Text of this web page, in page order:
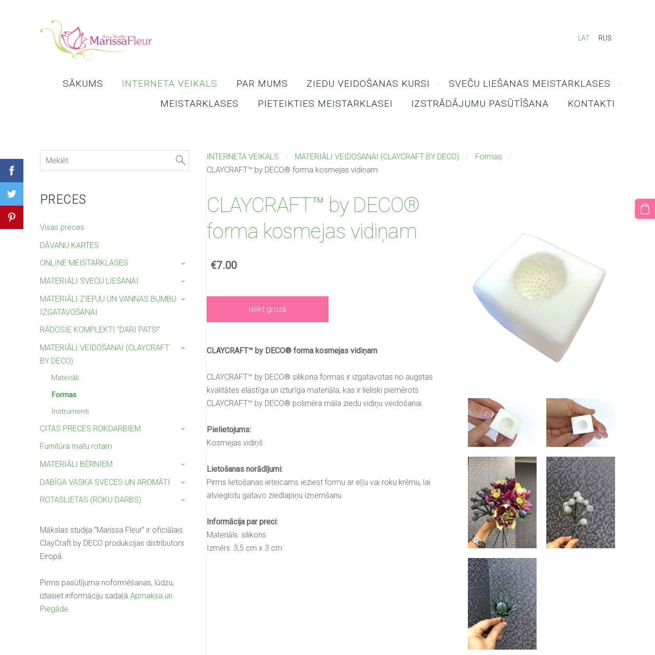
SĀKUMS INTERNETA VEIKALS PAR MUMS ZIEDU VEIDOŠANAS KURSI
SVEČU LIEŠANAS MEISTARKLASES
MEISTARKLASES
PIETEIKTIES MEISTARKLASEI IZSTRĀDĀJUMU PASŪTĪŠANA KONTAKTI
LAT RUS
PRECES
Visas preces
DĀVANU KARTES
ONLINE MEISTARKLASES
›
MATERIĀLI SVEČU LIEŠANAI ›
MATERIĀLI ZIEPJU UN VANNAS BUMBU
IZGATAVOŠANAI
›
RĀDOSIE KOMPLEKTI “DARI PATS!”
MATERIĀLI VEIDOŠANAI (CLAYCRAFT
BY DECO)
Materiāli
Formas
Instrumenti
›
CITAS PRECES ROKDARBIEM ›
Furnitūra matu rotam
MATERIĀLI BĒRNIEM
›
DABĪGA VASKA SVECES UN AROMĀTI ›
ROTASLIETAS (ROKU DARBS) ›
Mākslas studija “Marissa Fleur” ir oficiālais
ClayCraft by DECO produkcijas distributors
Eiropā.
Pirms pasūtījuma noformēšanas, lūdzu,
izlasiet informāciju sadaļā Apmaksa un
Piegāde
INTERNETA VEIKALS MATERIĀLI VEIDOŠANAI (CLAYCRAFT BY DECO)
Formas
CLAYCRAFT™ by DECO® forma kosmejas vidiņam
CLAYCRAFT™ by DECO®
forma kosmejas vidiņam
€7.00
Ielikt grozā
CLAYCRAFT™ by DECO® forma kosmejas vidiņam
CLAYCRAFT™ by DECO® silikona formas ir izgatavotas no augstas
kvalitātes elastīga un izturīga materiāla, kas ir lieliski piemērots
CLAYCRAFT™ by DECO® polimēra māla ziedu vidiņu veidošanai.
Pielietojums:
Kosmejas vidiņš
Lietošanas norādījumi:
Pirms lietošanas ieteicams ieziest formu ar eļļu vai roku krēmu, lai
atvieglotu gatavo ziedlapiņu izņemšanu
Informācija par preci:
Materiāls: silikons
Izmērs: 3,5 cm x 3 cm